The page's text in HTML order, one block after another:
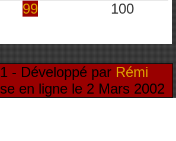
99 100
- Développé par Rémi
en ligne le 2 Mars 2002